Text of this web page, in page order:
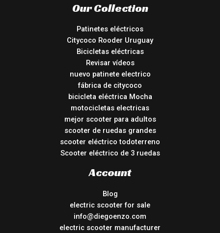
Our Collection
Patinetes eléctricos
Citycoco Rooder Uruguay
Bicicletas eléctricas
Revisar vídeos
nuevo patinete electrico
fábrica de citycoco
bicicleta eléctrica Mocha
motocicletas electricas
mejor scooter para adultos
scooter de ruedas grandes
scooter eléctrico todoterreno
Scooter eléctrico de 3 ruedas
Account
Blog
electric scooter for sale
info@diegoenzo.com
electric scooter manufacturer